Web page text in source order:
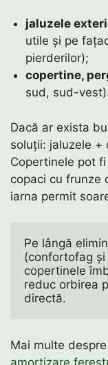
jaluzele
utile și pe
pierderilor);
copertine,
sud, sud-
Dacă ar exista
soluții: jaluzele +
Copertinele pot
copaci cu frunze
iarna permit
Pe lângă
(confortofag și
copertinele
reduc orbirea
directă.
Mai multe
amortizare